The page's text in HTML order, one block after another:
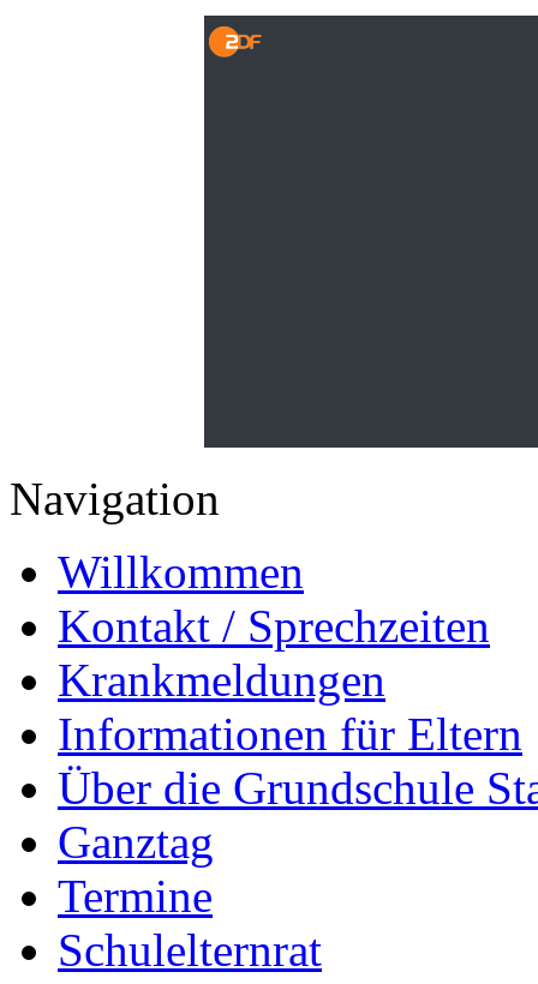
Navigation
Willkommen
Kontakt / Sprechzeiten
Krankmeldungen
Informationen für Eltern
Über die Grundschule
Ganztag
Termine
Schulelternrat